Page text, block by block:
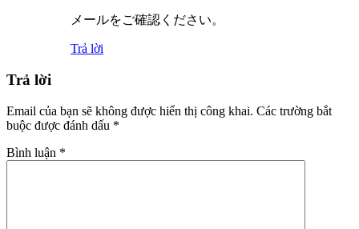
メールをご確認ください。
Trả lời
Trả lời
Email của bạn sẽ không được hiển thị công khai. Các trường bắt
buộc được đánh dấu *
Bình luận *